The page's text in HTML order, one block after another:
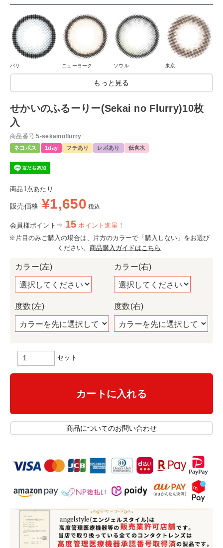
パリ ニューヨーク ソウル 東京
もっと見る
せかいのふるーりー(Sekai no Flurry)10枚
入
商品番号 5-sekainoflurry
ネコポス 1day フチあり レポあり 低含水
商品1点あたり
販売価格 ¥1,650 税込
会員様ポイント⇒ 15 ポイント進呈！
※片目のみご購入の場合は、片方のカラーで「購入しない」をお選び
ください。 商品購入ガイドはこちら
カラー(左)
度数(左)
カラー(右)
度数(右)
セット
カートに入れる
商品についてのお問い合わせ